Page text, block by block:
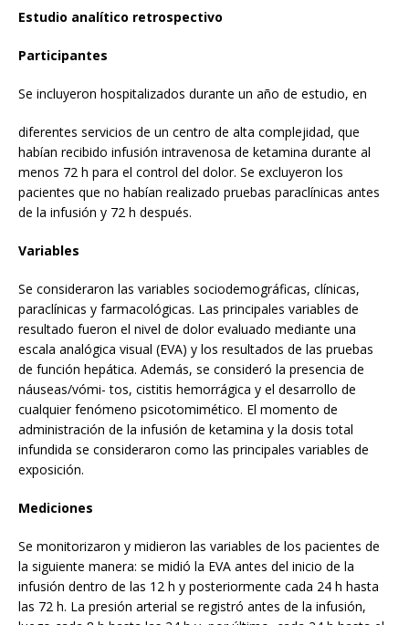
Estudio analítico retrospectivo
Participantes
Se incluyeron hospitalizados durante un año de estudio, en
diferentes servicios de un centro de alta complejidad, que
habían recibido infusión intravenosa de ketamina durante al
menos 72 h para el control del dolor. Se excluyeron los
pacientes que no habían realizado pruebas paraclínicas antes
de la infusión y 72 h después.
Variables
Se consideraron las variables sociodemográficas, clínicas,
paraclínicas y farmacológicas. Las principales variables de
resultado fueron el nivel de dolor evaluado mediante una
escala analógica visual (EVA) y los resultados de las pruebas
de función hepática. Además, se consideró la presencia de
náuseas/vómi- tos, cistitis hemorrágica y el desarrollo de
cualquier fenómeno psicotomimético. El momento de
administración de la infusión de ketamina y la dosis total
infundida se consideraron como las principales variables de
exposición.
Mediciones
Se monitorizaron y midieron las variables de los pacientes de
la siguiente manera: se midió la EVA antes del inicio de la
infusión dentro de las 12 h y posteriormente cada 24 h hasta
las 72 h. La presión arterial se registró antes de la infusión,